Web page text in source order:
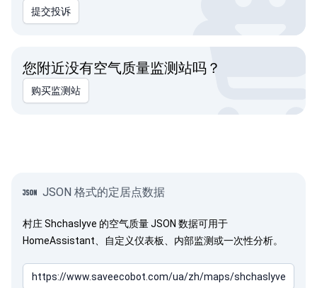
提交投诉
您附近没有空气质量监测站吗？
购买监测站
JSON 格式的定居点数据
村庄 Shchaslyve 的空气质量 JSON 数据可用于
HomeAssistant、自定义仪表板、内部监测或一次性分析。